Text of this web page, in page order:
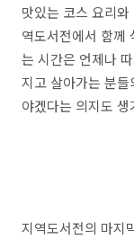
맛있는 코스 요리
역도서전에서 함께
는 시간은 언제나
지고 살아가는 분
야겠다는 의지도
지역도서전의 마지